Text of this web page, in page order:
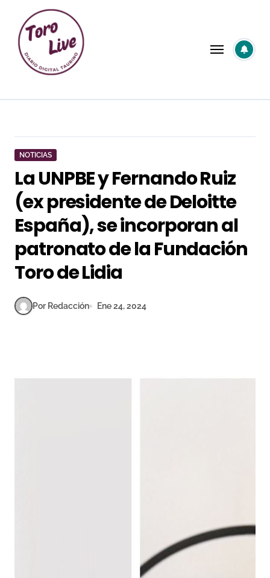
contenido
NOTICIAS
La UNPBE y Fernando Ruiz
(ex presidente de Deloitte
España), se incorporan al
patronato de la Fundación
Toro de Lidia
Por Redacción Ene 24, 2024